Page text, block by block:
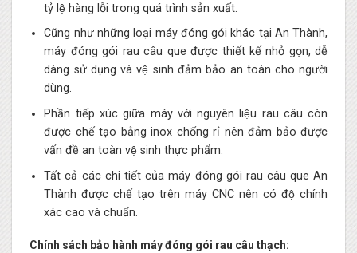
tỷ lệ hàng lỗi trong quá trình sản xuất.
Cũng như những loại máy đóng gói khác tại An Thành,
máy đóng gói rau câu que được thiết kế nhỏ gọn, dễ
dàng sử dụng và vệ sinh đảm bảo an toàn cho người
dùng.
Phần tiếp xúc giữa máy với nguyên liệu rau câu còn
được chế tạo bằng inox chống rỉ nên đảm bảo được
vấn đề an toàn vệ sinh thực phẩm.
Tất cả các chi tiết của máy đóng gói rau câu que An
Thành được chế tạo trên máy CNC nên có độ chính
xác cao và chuẩn.
Chính sách bảo hành máy đóng gói rau câu thạch: